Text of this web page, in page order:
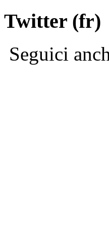
Twitter (fr)
Seguici